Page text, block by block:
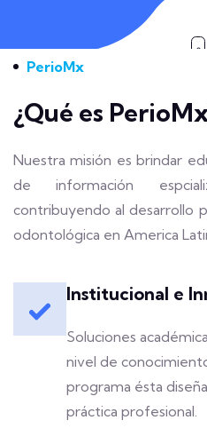
PerioMx
¿Qué es
Nuestra misión es brindar
de información
contribuyendo al desarrollo
odontológica en America
Institucional e
Soluciones
nivel de
programa ésta
práctica profesional.